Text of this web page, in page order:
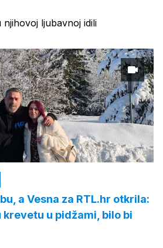
ljubavnoj idili
a Vesna za RTL.hr otkrila:
krevetu u pidžami, bilo bi